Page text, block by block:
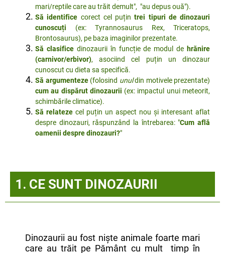
mari/reptile care au trăit demult", "au depus ouă").
Să identifice corect cel puțintrei tipuri de dinozauri
cunoscuți (ex: Tyrannosaurus Rex, Triceratops,
Brontosaurus), pe baza imaginilor prezentate.
Să clasificedinozaurii în funcție de modul de hrănire
(carnivor/erbivor), asociind cel puțin un dinozaur
cunoscut cu dieta sa specifică.
Să argumenteze(folosind unuldin motivele prezentate)
cum au dispărut dinozaurii (ex: impactul unui meteorit,
schimbările climatice).
Să relateze cel puțin un aspect nou și interesant aflat
despre dinozauri, răspunzând la întrebarea: "Cum află
oamenii despre dinozauri?"
1. CE SUNT DINOZAURII
Dinozaurii au fost niște animale foarte mari
care au trăit pe Pământ cu mult timp în